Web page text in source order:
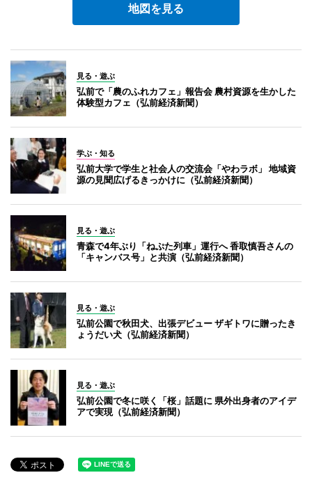
地図を見る
見る・遊ぶ
弘前で「農のふれカフェ」報告会 農村資源を生かした
体験型カフェ（弘前経済新聞）
学ぶ・知る
弘前大学で学生と社会人の交流会「やわラボ」 地域資
源の見聞広げるきっかけに（弘前経済新聞）
見る・遊ぶ
青森で4年ぶり「ねぷた列車」運行へ 香取慎吾さんの
「キャンバス号」と共演（弘前経済新聞）
見る・遊ぶ
弘前公園で秋田犬、出張デビュー ザギトワに贈ったき
ょうだい犬（弘前経済新聞）
見る・遊ぶ
弘前公園で冬に咲く「桜」話題に 県外出身者のアイデ
アで実現（弘前経済新聞）